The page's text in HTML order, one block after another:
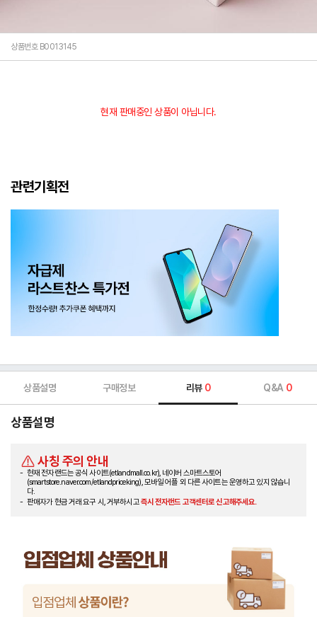
상품번호 B0013145
현재 판매중인 상품이 아닙니다.
관련기획전
상품설명 구매정보 리뷰 0 Q&A 0
상품설명
사칭 주의 안내
현재 전자랜드는 공식 사이트(etlandmall.co.kr), 네이버 스마트스토어
(smartstore.naver.com/etlandpriceking), 모바일 어플 외 다른 사이트는 운영하고 있지 않습니
다.
판매자가 현금 거래 요구 시, 거부하시고즉시 전자랜드 고객센터로 신고해주세요.